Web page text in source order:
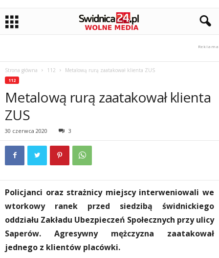
Strona główna 112 Metalową rurą zaatakował klienta ZUS
112
Metalową rurą zaatakował klienta
ZUS
30 czerwca 2020 3
Policjanci oraz strażnicy miejscy interweniowali we
wtorkowy ranek przed siedzibą świdnickiego
oddziału Zakładu Ubezpieczeń Społecznych przy ulicy
Saperów. Agresywny mężczyzna zaatakował
jednego z klientów placówki.